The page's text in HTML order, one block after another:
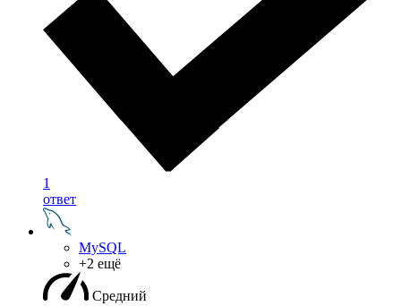
1
ответ
MySQL
+2 ещё
Средний